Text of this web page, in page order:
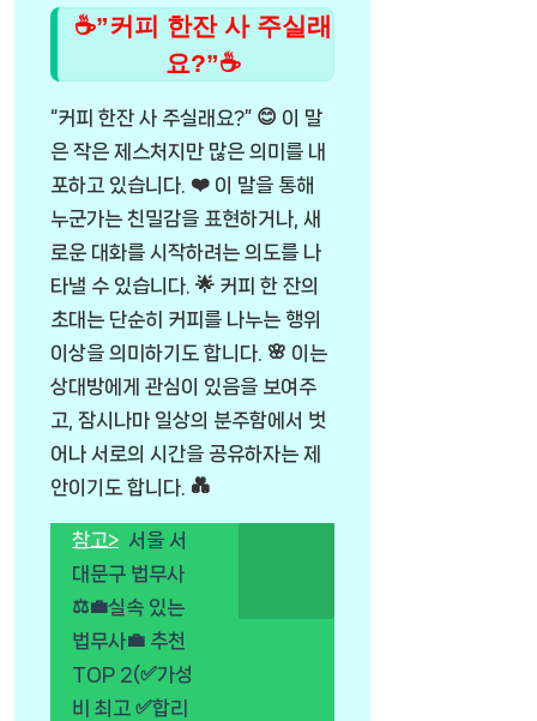
☕”커피 한잔 사 주실래
요?”☕
“커피 한잔 사 주실래요?” 😊 이 말
은 작은 제스처지만 많은 의미를 내
포하고 있습니다. ❤️ 이 말을 통해
누군가는 친밀감을 표현하거나, 새
로운 대화를 시작하려는 의도를 나
타낼 수 있습니다. 🌟 커피 한 잔의
초대는 단순히 커피를 나누는 행위
이상을 의미하기도 합니다. 🌸 이는
상대방에게 관심이 있음을 보여주
고, 잠시나마 일상의 분주함에서 벗
어나 서로의 시간을 공유하자는 제
안이기도 합니다. 💑
참고> 서울 서
대문구 법무사
⚖️💼실속 있는
법무사💼 추천
TOP 2(✅가성
비 최고 ✅합리